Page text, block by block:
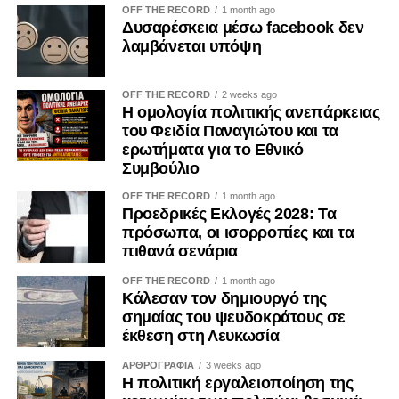
αδήλωτες, μπορούν να επηρεάσουν τις οργανωτικές
αποφάσεις και να οδηγήσουν σε μορφές «κατάληψης» της
διαδικασίας λήψης αποφάσεων από επιμέρους
συμφέροντα. Ο ΟΟΣΑ έχει επισημάνει ότι η αδιαφανής
άσκηση επιρροής περιορίζει την ακεραιότητα των θεσμών
και υπονομεύει την εμπιστοσύνη των πολιτών.
Η ψηφιακή επικοινωνία διευρύνει περαιτέρω το πεδίο της
αποσπάσματα και χορηγούμενες αναρτήσεις μπορούν να
αναπαράγουν για μεγάλο χρονικό διάστημα μια
περιορισμένη δράση, δημιουργώντας την εντύπωση
αποδοχής. Ο Κανονισμός (ΕΕ) 2024/900 για τη διαφάνεια
και τη στόχευση της πολιτικής διαφήμισης, ο οποίος
εφαρμόζεται κατά το μεγαλύτερο μέρος του από τις 10
του πολιτικού διαφημιστικού περιεχομένου και
OFF THE RECORD 1 month ago
Δυσαρέσκεια μέσω facebook δεν
λαμβάνεται υπόψη
OFF THE RECORD 2 weeks ago
Η ομολογία πολιτικής ανεπάρκειας
του Φειδία Παναγιώτου και τα
ερωτήματα για το Εθνικό
Συμβούλιο
OFF THE RECORD 1 month ago
Προεδρικές Εκλογές 2028: Τα
πρόσωπα, οι ισορροπίες και τα
πιθανά σενάρια
OFF THE RECORD 1 month ago
Κάλεσαν τον δημιουργό της
σημαίας του ψευδοκράτους σε
έκθεση στη Λευκωσία
ΑΡΘΡΟΓΡΑΦΙΑ 3 weeks ago
Η πολιτική εργαλειοποίηση της